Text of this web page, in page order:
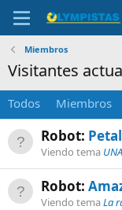
Miembros
Visitantes
Todos Miembros
Robot:
Viendo tema
Robot:
Viendo temaLa